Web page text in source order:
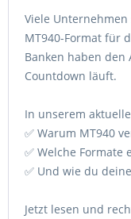
Viele
MT940-Format für
Banken haben
Countdown läuft.
In unserem
✅ Warum MT940
✅ Welche Formate
✅ Und wie du
Jetzt lesen und